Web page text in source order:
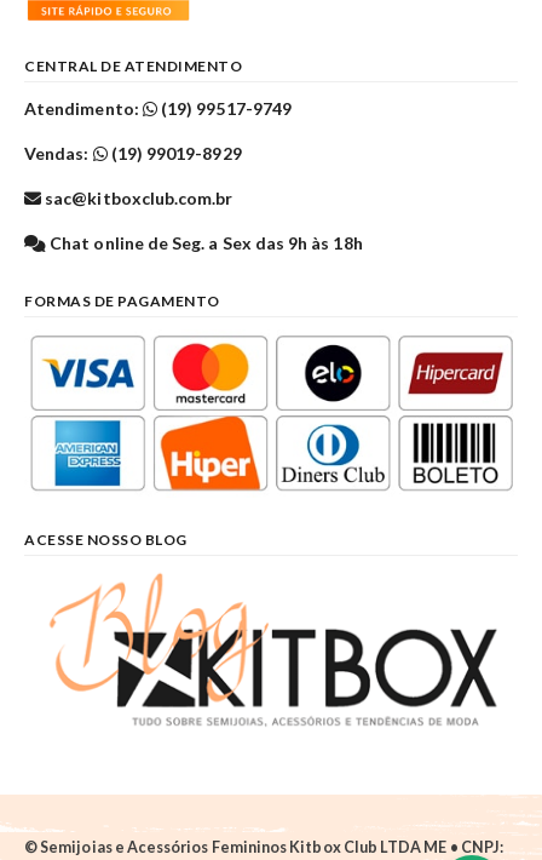
CENTRAL DE ATENDIMENTO
Atendimento: (19) 99517-9749
Vendas: (19) 99019-8929
sac@kitboxclub.com.br
Chat online de Seg. a Sex das 9h às 18h
FORMAS DE PAGAMENTO
ACESSE NOSSO BLOG
© Semijoias e Acessórios Femininos Kitbox Club LTDA ME • CNPJ: